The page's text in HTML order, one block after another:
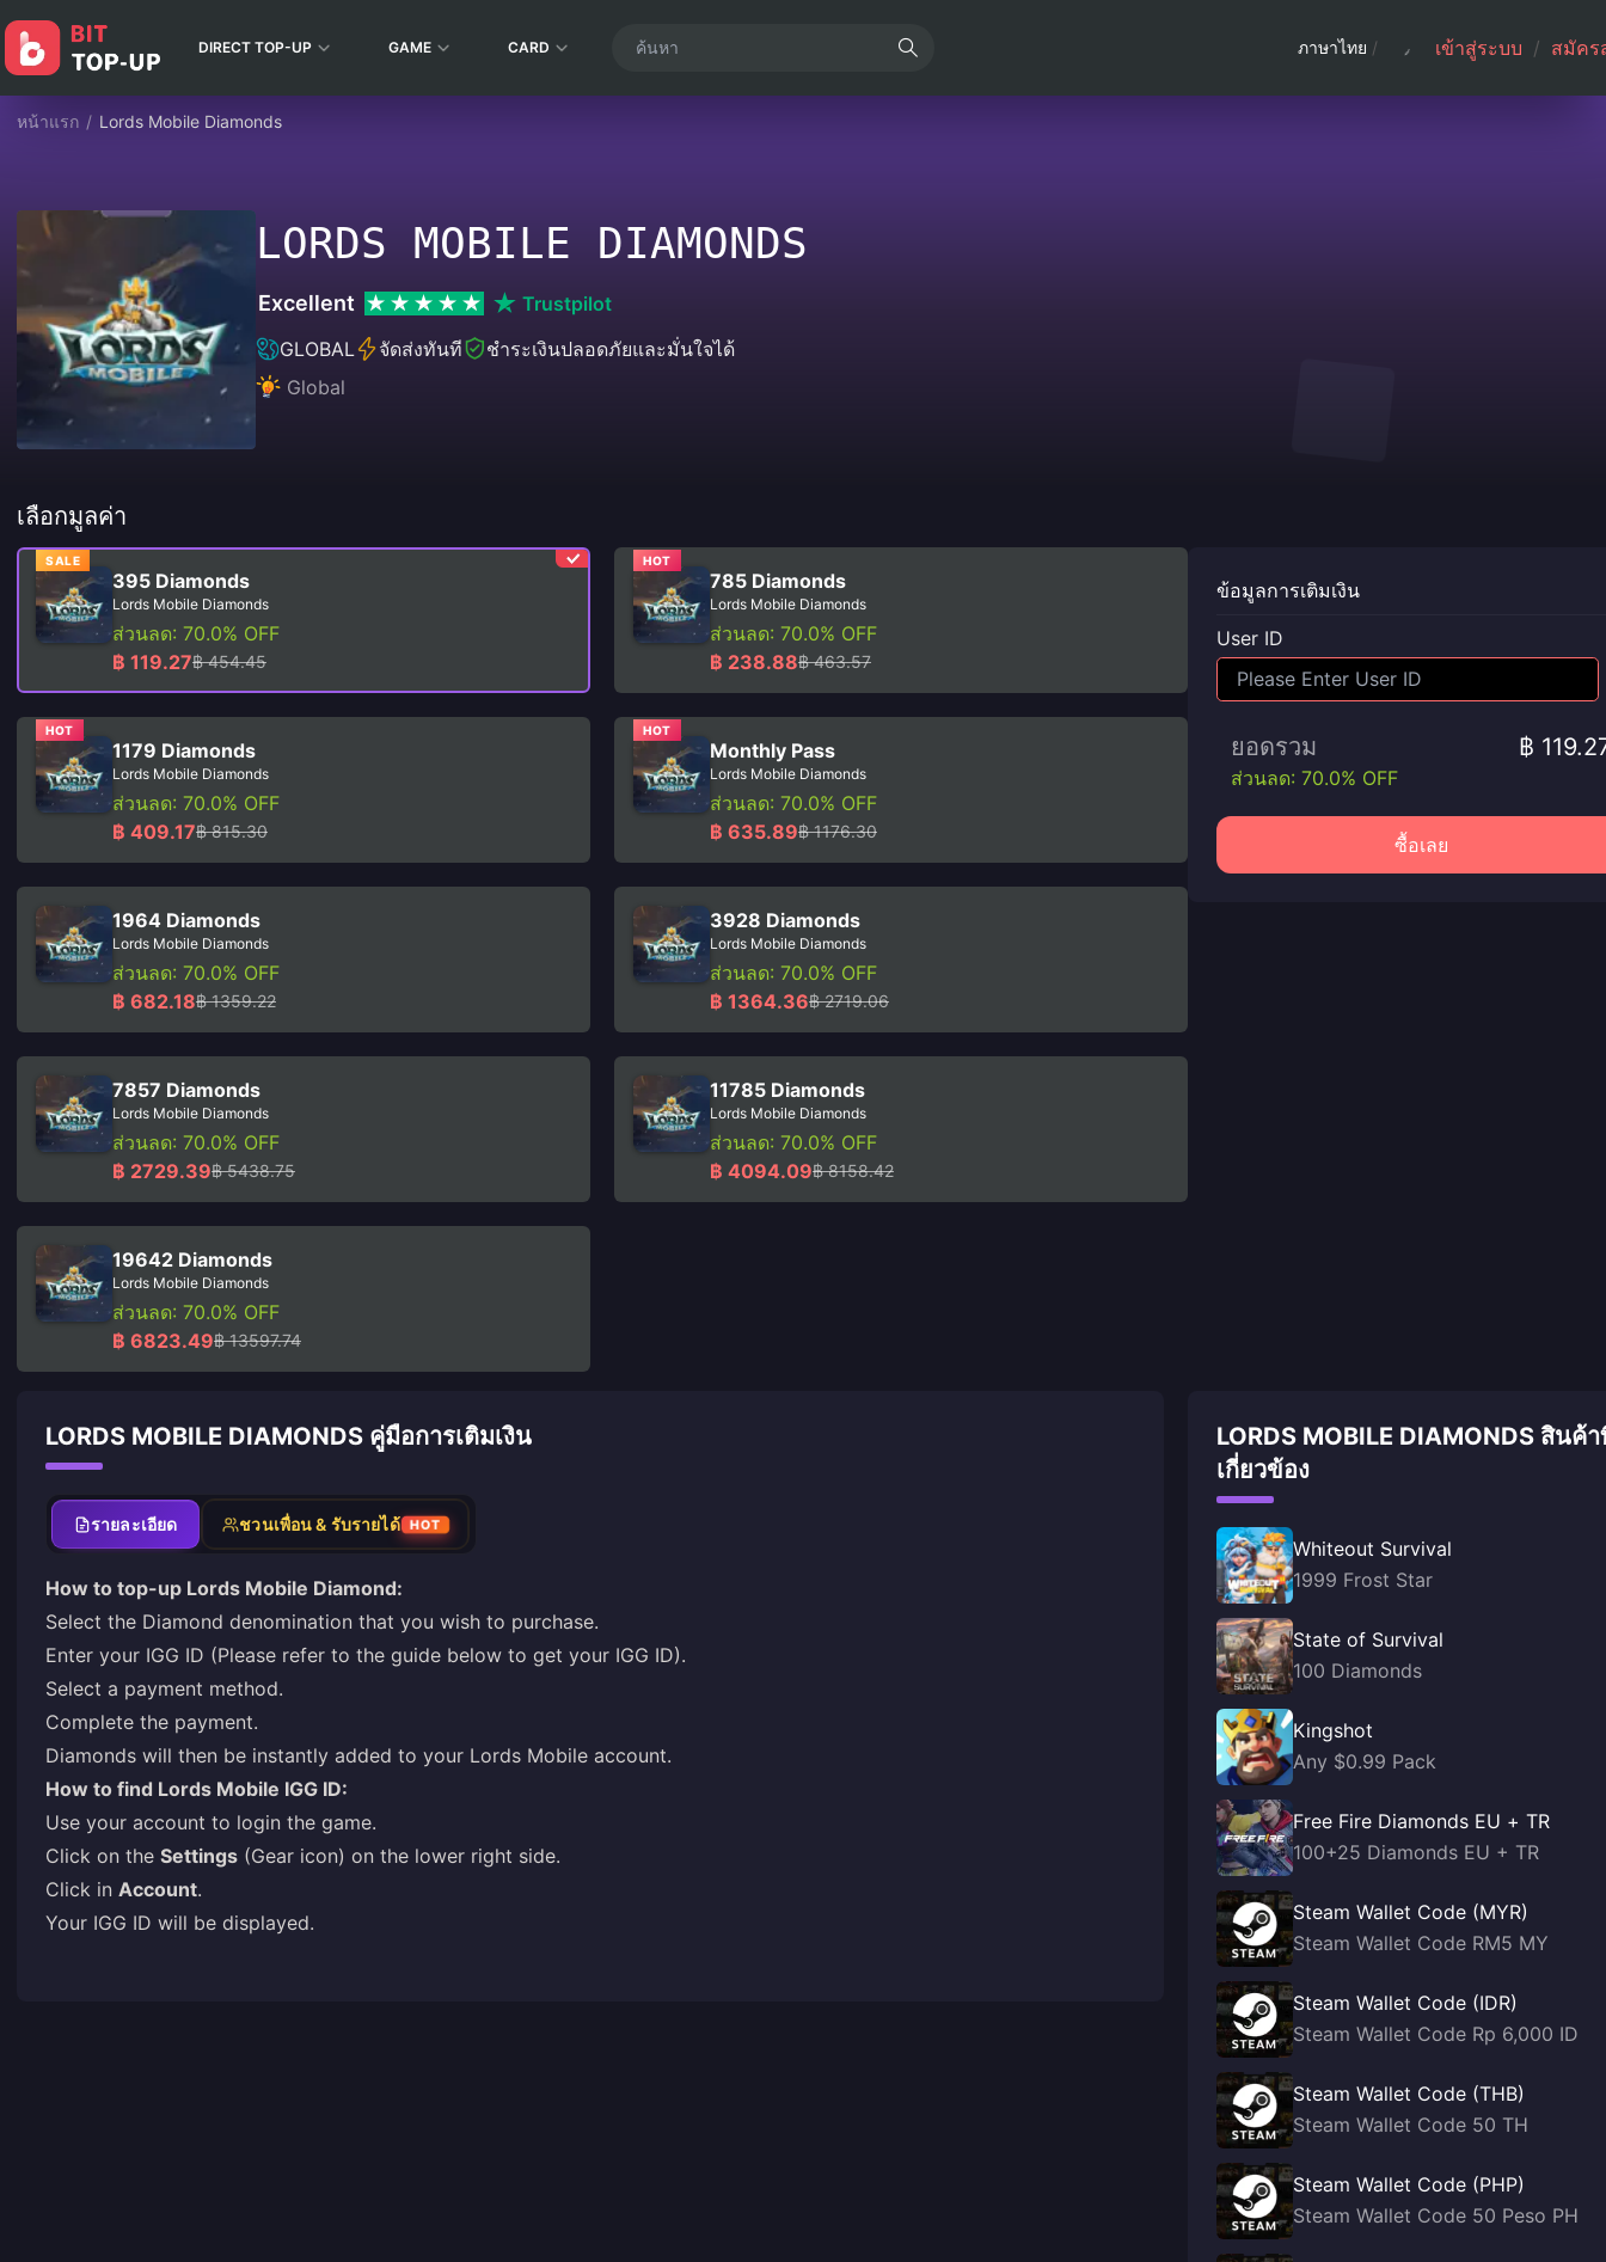
DIRECT TOP-UP GAME CARD ภาษาไทย / เข้าสู่ระบบ / สมัคร
หน้าแรก / Lords Mobile Diamonds
LORDS MOBILE DIAMONDS
Excellent
Trustpilot
GLOBAL
จัดส่งทันที
ชำระเงินปลอดภัยและมั่นใจได้
Global
เลือกมูลค่า
SALE
395 Diamonds
Lords Mobile Diamonds
ส่วนลด: 70.0% OFF
฿ 119.27฿ 454.45
HOT
785 Diamonds
Lords Mobile Diamonds
ส่วนลด: 70.0% OFF
฿ 238.88฿ 463.57
HOT
1179 Diamonds
Lords Mobile Diamonds
ส่วนลด: 70.0% OFF
฿ 409.17฿ 815.30
HOT
Monthly Pass
Lords Mobile Diamonds
ส่วนลด: 70.0% OFF
฿ 635.89฿ 1176.30
1964 Diamonds
Lords Mobile Diamonds
ส่วนลด: 70.0% OFF
฿ 682.18฿ 1359.22
3928 Diamonds
Lords Mobile Diamonds
ส่วนลด: 70.0% OFF
฿ 1364.36฿ 2719.06
7857 Diamonds
Lords Mobile Diamonds
ส่วนลด: 70.0% OFF
฿ 2729.39฿ 5438.75
11785 Diamonds
Lords Mobile Diamonds
ส่วนลด: 70.0% OFF
฿ 4094.09฿ 8158.42
19642 Diamonds
Lords Mobile Diamonds
ส่วนลด: 70.0% OFF
฿ 6823.49฿ 13597.74
ข้อมูลการเติมเงิน
User ID
ยอดรวม ฿
ส่วนลด: 70.0% OFF
ซื้อเลย
LORDS MOBILE DIAMONDS คู่มือการเติมเงิน
รายละเอียด ชวนเพื่อน & รับรายได้ HOT
How to top-up Lords Mobile Diamond:
Select the Diamond denomination that you wish to purchase.
Enter your IGG ID (Please refer to the guide below to get your IGG ID).
Select a payment method.
Complete the payment.
Diamonds will then be instantly added to your Lords Mobile account.
How to find Lords Mobile IGG ID:
Use your account to login the game.
Click on the Settings (Gear icon) on the lower right side.
Click in Account.
Your IGG ID will be displayed.
LORDS MOBILE DIAMONDS สินค้
เกี่ยวข้อง
Whiteout Survival
1999 Frost Star
State of Survival
100 Diamonds
Kingshot
Any $0.99 Pack
Free Fire Diamonds EU + TR
100+25 Diamonds EU + TR
Steam Wallet Code (MYR)
Steam Wallet Code RM5 MY
Steam Wallet Code (IDR)
Steam Wallet Code Rp 6,000 ID
Steam Wallet Code (THB)
Steam Wallet Code 50 TH
Steam Wallet Code (PHP)
Steam Wallet Code 50 Peso PH